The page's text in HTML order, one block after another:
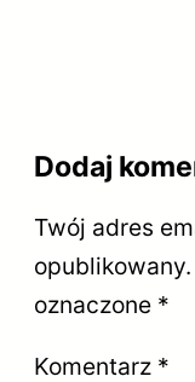
Dodaj
Twój adres
opublikowany.
oznaczone *
Komentarz *